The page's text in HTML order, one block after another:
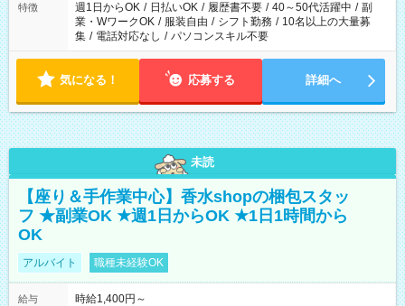
特徴 週1日からOK / 日払いOK / 履歴書不要 / 40～50代活躍中 / 副
業・WワークOK / 服装自由 / シフト勤務 / 10名以上の大量募
集 / 電話対応なし / パソコンスキル不要
気になる！ 応募する 詳細へ
未読
【座り＆手作業中心】香水shopの梱包スタッ
フ ★副業OK ★週1日からOK ★1日1時間から
OK
アルバイト 職種未経験OK
給与
時給1,400円～